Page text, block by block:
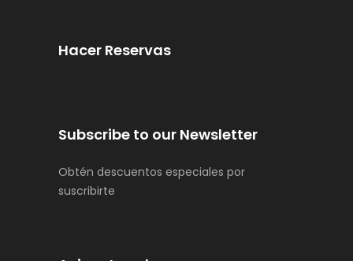
Hacer Reservas
Subscribe to our Newsletter
Obtén descuentos especiales por
suscribirte